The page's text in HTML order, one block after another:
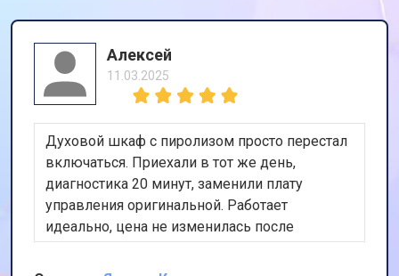
Алексей
11.03.2025
Духовой шкаф с пиролизом просто перестал
включаться. Приехали в тот же день,
диагностика 20 минут, заменили плату
управления оригинальной. Работает
идеально, цена не изменилась после
осмотра. Очень доволен скоростью и
качеством.